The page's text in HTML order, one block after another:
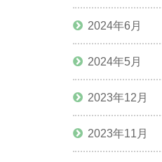
2024年6月
2024年5月
2023年12月
2023年11月